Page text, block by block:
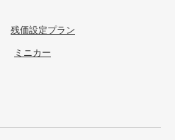
残価設定プラン
ミニカー